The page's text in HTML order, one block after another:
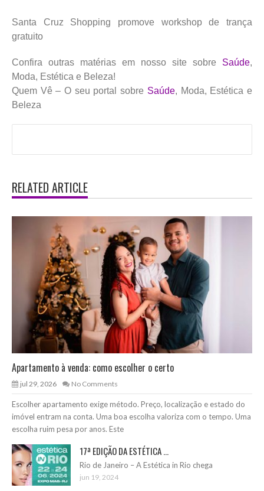
Santa Cruz Shopping promove workshop de trança
gratuito
Confira outras matérias em nosso site sobre Saúde,
Moda, Estética e Beleza!
Quem Vê – O seu portal sobre Saúde, Moda, Estética e
Beleza
RELATED ARTICLE
Apartamento à venda: como escolher o certo
jul 29, 2026 No Comments
Escolher apartamento exige método. Preço, localização e estado do
imóvel entram na conta. Uma boa escolha valoriza com o tempo. Uma
escolha ruim pesa por anos. Este
17ª EDIÇÃO DA ESTÉTICA ...
Rio de Janeiro – A Estética in Rio chega
jun 19, 2024